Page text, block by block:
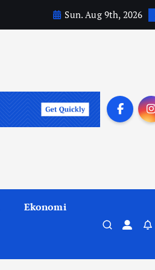
Sun. Aug 9th, 2026
Ekonomi